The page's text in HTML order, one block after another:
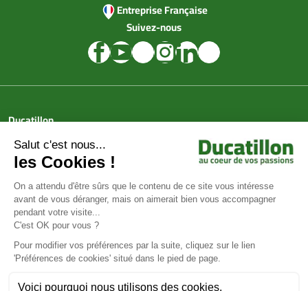
Entreprise Française
Suivez-nous
Ducatillon
Achat en ligne
Services
Aide & Conseils
Paiement sécurisé